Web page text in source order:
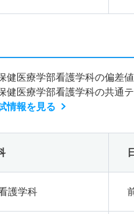
健医療学部看護学科の偏差
健医療学部看護学科の共通
情報を見る
護学科